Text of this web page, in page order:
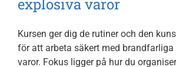
Om oss
Kontakt
explosiva varor
Kursen ger dig de rutiner och den
för att arbeta säkert med brandfarliga
varor. Fokus ligger på hur du